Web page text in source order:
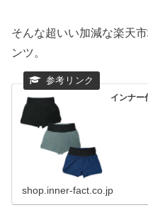
そんな超いい加減な楽天
ンツ。
インナー
shop.inner-fact.co.jp